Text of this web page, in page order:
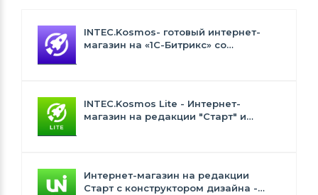
INTEC.Kosmos- готовый интернет-
магазин на «1С-Битрикс» со
INTEC.Kosmos Lite - Интернет-
магазин на редакции "Старт" и
Интернет-магазин на редакции
Старт с конструктором дизайна -